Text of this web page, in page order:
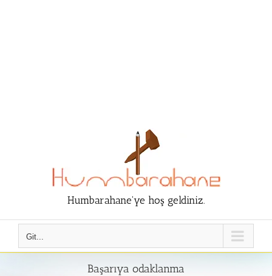
Humbarahane'ye hoş geldiniz.
Git...
Başarıya odaklanma